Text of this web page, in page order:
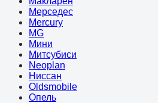
Мерседес
Mercury
MG
Мини
Митсубиси
Neoplan
Ниссан
Oldsmobile
Опель